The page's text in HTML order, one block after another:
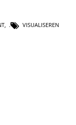
, VISUALISEREN